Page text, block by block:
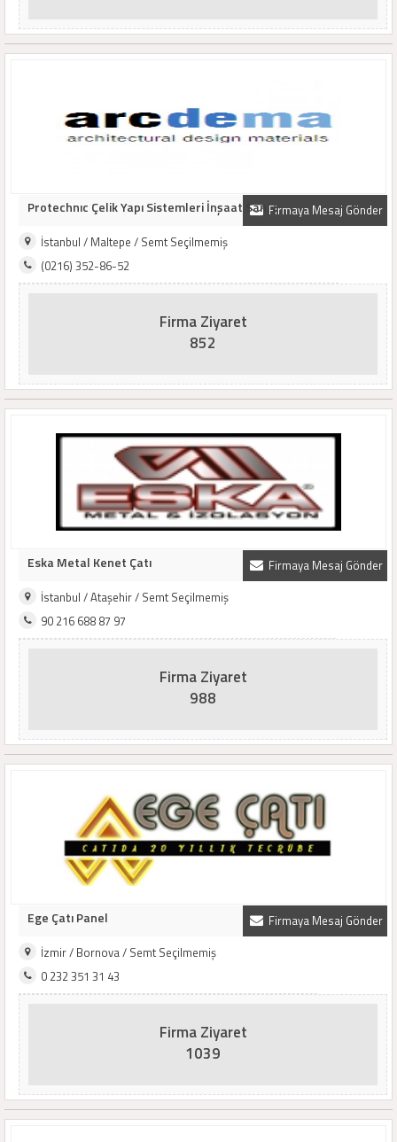
Firmaya Mesaj Gönder
Protechnıc Çelik Yapı Sistemleri İnşaat San. ..
İstanbul / Maltepe / Semt Seçilmemiş
(0216) 352-86-52
Firma Ziyaret
852
Firmaya Mesaj Gönder
Eska Metal Kenet Çatı
İstanbul / Ataşehir / Semt Seçilmemiş
90 216 688 87 97
Firma Ziyaret
988
Firmaya Mesaj Gönder
Ege Çatı Panel
İzmir / Bornova / Semt Seçilmemiş
0 232 351 31 43
Firma Ziyaret
1039